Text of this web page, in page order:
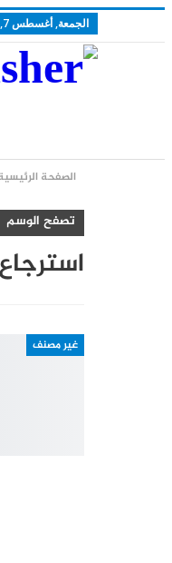
الجمعة, أغسطس 7, 2026
الصفحة
تصفح الوسم
غير مصنف